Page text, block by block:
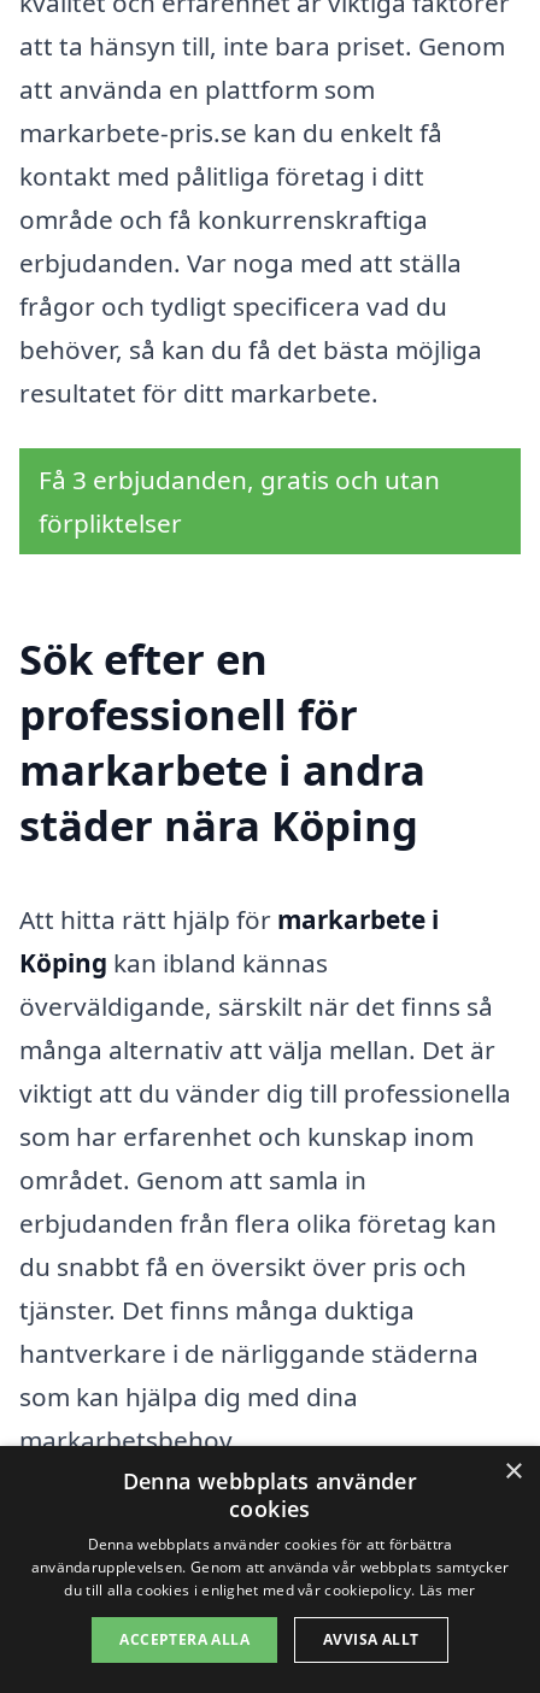
att ta hänsyn till, inte bara priset. Genom
att använda en plattform som
markarbete-pris.se kan du enkelt få
kontakt med pålitliga företag i ditt
område och få konkurrenskraftiga
erbjudanden. Var noga med att ställa
frågor och tydligt specificera vad du
behöver, så kan du få det bästa möjliga
resultatet för ditt markarbete.
Få 3 erbjudanden, gratis och utan
förpliktelser
Sök efter en
professionell för
markarbete i andra
städer nära Köping
Att hitta rätt hjälp för markarbete i
Köping kan ibland kännas
överväldigande, särskilt när det finns så
många alternativ att välja mellan. Det är
viktigt att du vänder dig till professionella
som har erfarenhet och kunskap inom
området. Genom att samla in
erbjudanden från flera olika företag kan
du snabbt få en översikt över pris och
tjänster. Det finns många duktiga
hantverkare i de närliggande städerna
som kan hjälpa dig med dina
markarbetsbehov.
När du söker efter företag för
markarbete i Köpingkan det vara bra att
även överväga alternativ i närliggande
städer som erbjuder liknande tjänster.
×
Denna webbplats använder
cookies
Denna webbplats använder cookies för att förbättra
användarupplevelsen. Genom att använda vår webbplats samtycker
du till alla cookies i enlighet med vår cookiepolicy. Läs mer
ACCEPTERA ALLA AVVISA ALLT